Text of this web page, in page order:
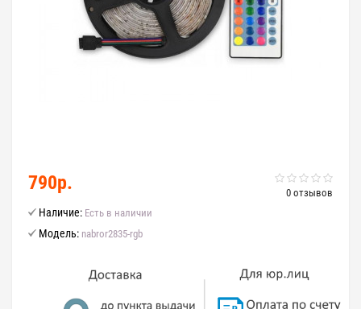
0 отзывов
790р.
Наличие: Есть в наличии
Модель: nabror2835-rgb